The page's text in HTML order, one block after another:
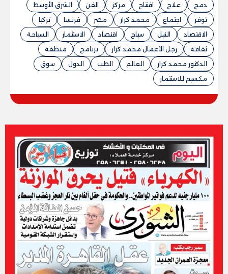
دمج
علاج افتتاح مركز الفن
الشرق الأوسط
توفر
اجتماع محمد كرار مصر فرنسا
تركيا
الاقتصاد
النيل سياح اقتصاد الاستثمار
السياحة
ثقافة
رجل الأعمال محمد كرار برنامج
منطقة
الدكتور محمد كرار
العالم الطب الدول
سوق
مكسيم للاستثمار